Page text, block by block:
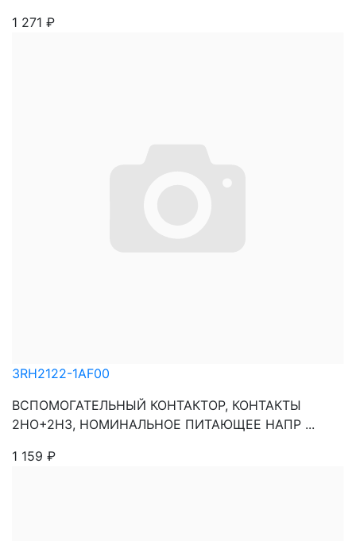
1 271 ₽
3RH2122-1AF00
ВСПОМОГАТЕЛЬНЫЙ КОНТАКТОР, КОНТАКТЫ
2НО+2НЗ, НОМИНАЛЬНОЕ ПИТАЮЩЕЕ НАПР ...
1 159 ₽